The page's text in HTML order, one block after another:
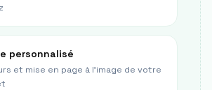
personnalisé
et mise en page à l’image de votre